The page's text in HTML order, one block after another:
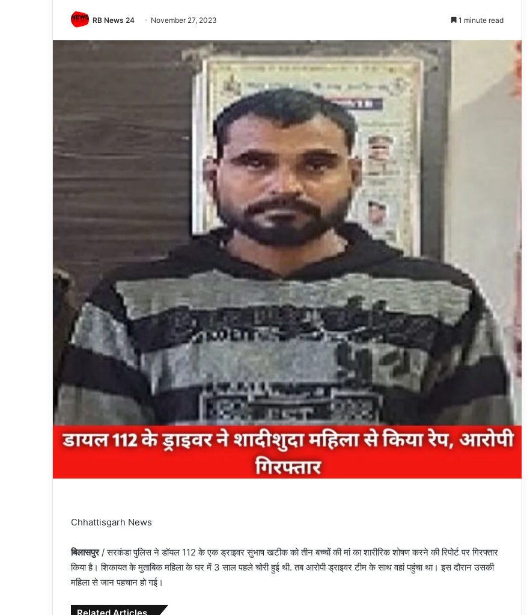
RB News 24 November 27, 2023 1 minute read
Chhattisgarh News
बिलासपुर/ सरकंडा पुलिस ने डॉयल 112 के एक ड्राइवर सुभाष खटीक को तीन बच्चों की मां का शारीरिक शोषण करने की रिपोर्ट पर गिरफ्तार
किया है। शिकायत के मुताबिक महिला के घर में 3 साल पहले चोरी हुई थी. तब आरोपी ड्राइवर टीम के साथ वहां पहुंचा था। इस दौरान उसकी
महिला से जान पहचान हो गई।
Related Articles